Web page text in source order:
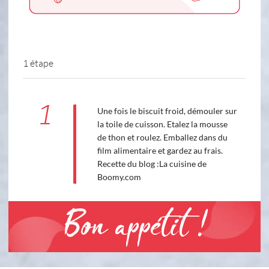
1 étape
1
Une fois le biscuit froid, démouler sur
la toile de cuisson. Etalez la mousse
de thon et roulez. Emballez dans du
film alimentaire et gardez au frais.
Recette du blog :La cuisine de
Boomy.com
Bon appétit !